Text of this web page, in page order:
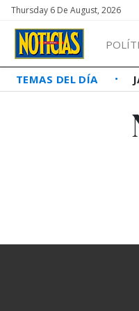
Thursday 6 De August, 2026
TEMAS DEL DÍA